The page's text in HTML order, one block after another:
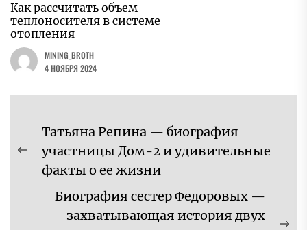
Как рассчитать объем
теплоносителя в системе
отопления
MINING_BROTH
4 НОЯБРЯ 2024
Навигация
по
записям
Предыдущая
запись:
Татьяна Репина — биография
участницы Дом-2 и удивительные
факты о ее жизни
Биография сестер Федоровых —
захватывающая история двух